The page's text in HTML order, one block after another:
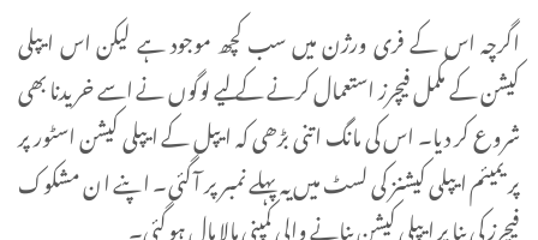
اگرچہ اس کے فری ورژن میں سب کچھ موجود ہے لیکن اس ایپلی
کیشن کے مکمل فیچرز استعمال کرنے کے لیے لوگوں نے اسے خریدنا بھی
شروع کر دیا۔ اس کی مانگ اتنی بڑھی کہ ایپل کے ایپلی کیشن اسٹور پر
پریمیئم ایپلی کیشنز کی لسٹ میں یہ پہلے نمبر پر آ گئی۔ اپنے ان مشکوک
فیچرز کی بنا پر ایپلی کیشن بنانے والی کمپنی مالا مال ہو گئی۔